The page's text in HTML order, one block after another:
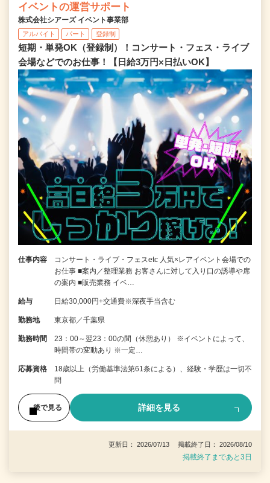
イベントの運営サポート
株式会社シアーズ イベント事業部
アルバイト パート 登録制
短期・単発OK（登録制）！コンサート・フェス・ライブ
会場などでのお仕事！【日給3万円×日払いOK】
仕事内容
コンサート・ライブ・フェスetc 人気×レアイベント会場での
お仕事 ■案内／整理業務 お客さんに対して入り口の誘導や席
の案内 ■販売業務 イベ…
給与 日給30,000円+交通費※深夜手当含む
勤務地 東京都／千葉県
勤務時間
23：00～翌23：00の間（休憩あり） ※イベントによって、
時間帯の変動あり ※一定…
応募資格
18歳以上（労働基準法第61条による）、経験・学歴は一切不
問
後で見る 詳細を見る
更新日： 2026/07/13 掲載終了日： 2026/08/10
掲載終了まであと3日